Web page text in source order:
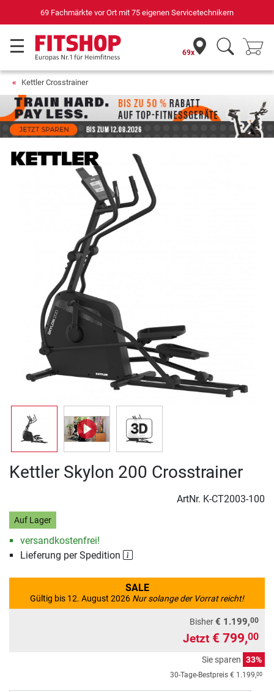
Seit 42 Jahren Ihr Experte für Heimfitness
69x
Kettler Crosstrainer
Kettler Skylon 200 Crosstrainer
ArtNr. K-CT2003-100
Auf Lager
versandkostenfrei!
Lieferung per Spedition
SALE
Gültig bis 12. August 2026 Nur solange der Vorrat reicht!
Bisher€ 1.199,00
Jetzt € 799,00
Sie sparen 33%
30-Tage-Bestpreis € 1.199,00